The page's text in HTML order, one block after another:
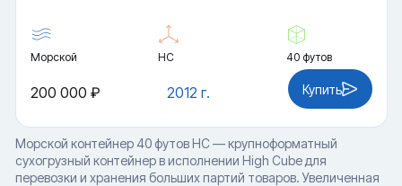
Морской HC 40 футов
2012 г.
200 000 ₽ Купить
Морской контейнер 40 футов HC — крупноформатный
сухогрузный контейнер в исполнении High Cube для
перевозки и хранения больших партий товаров. Увеличенная